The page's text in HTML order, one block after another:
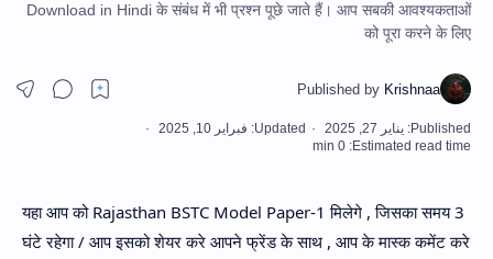
Hidden Menu
Hidden Menu
Download in Hindi के संबंध में भी प्रश्न पूछे जाते हैं। आप सबकी आवश्यकताओं
को पूरा करने के लिए
यहा आप को Rajasthan BSTC Model Paper-1 मिलेगे , जिसका समय 3
घंटे रहेगा / आप इसको शेयर करे आपने फ्रेंड के साथ , आप के मास्क कमेंट करे